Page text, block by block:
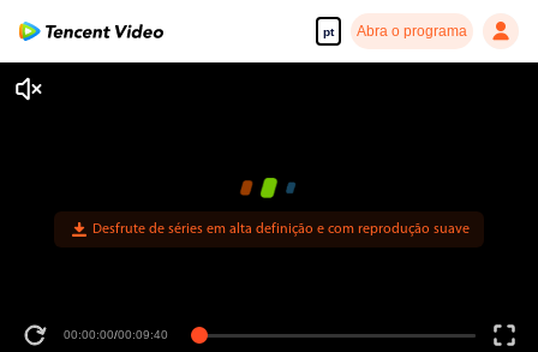
pt Abra o programa
Desfrute de séries em alta definição e com reprodução suave
00:00:00/00:09:40